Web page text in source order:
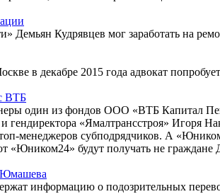
Демьян Кудрявцев мог заработать на
в декабре 2015 года адвокат
ВТБ
один из фондов ООО «ВТБ Капитал
«Ямалтрансстроя» Игоря
менеджеров субподрядчиков. А
«Юником24» будут получать не
Юмашева
информацию о подозрительных